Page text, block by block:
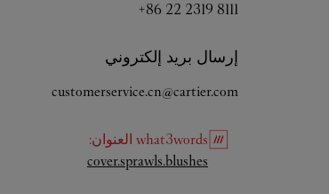
+86 22 2319 8111
إرسال بريد إلكتروني
customerservice.cn@cartier.com
what3words العنوان:
cover.sprawls.blushes
in New Tab